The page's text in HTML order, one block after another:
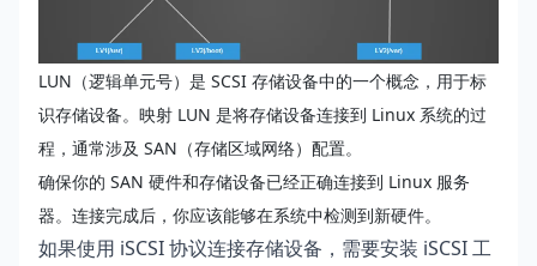
LUN（逻辑单元号）是 SCSI 存储设备中的一个概念，用于标
识存储设备。映射 LUN 是将存储设备连接到 Linux 系统的过
程，通常涉及 SAN（存储区域网络）配置。
确保你的 SAN 硬件和存储设备已经正确连接到 Linux 服务
器。连接完成后，你应该能够在系统中检测到新硬件。
如果使用 iSCSI 协议连接存储设备，需要安装 iSCSI 工